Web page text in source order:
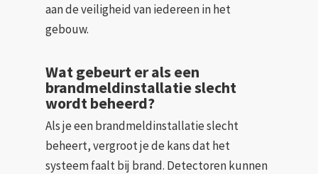
aan de veiligheid van iedereen in het
gebouw.
Wat gebeurt er als een
brandmeldinstallatie slecht
wordt beheerd?
Als je een brandmeldinstallatie slecht
beheert, vergroot je de kans dat het
systeem faalt bij brand. Detectoren kunnen